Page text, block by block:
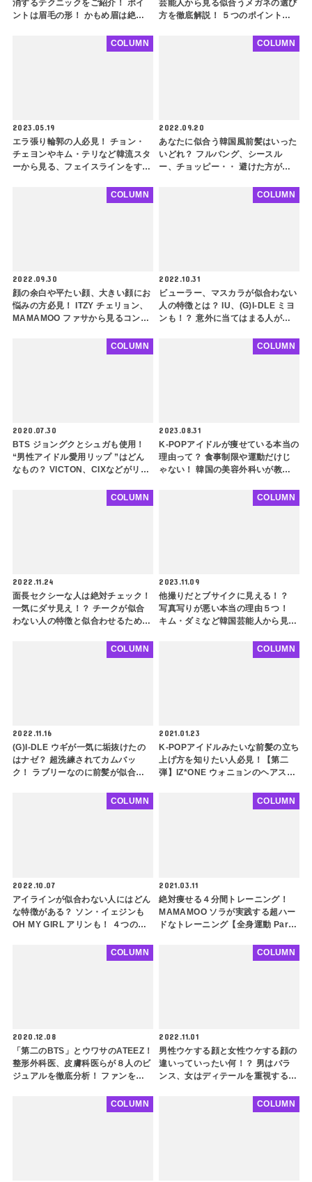
消するテクニックをご紹介！ ポイ
ントは眉毛の形！ かもめ眉は絶対
芸能人から見る似合うメガネの選び
方を徹底解説！ ５つのポイントを
2023.05.19
エラ張り輪郭の人必見！ チョン・
チェヨンやキム・テリなど韓流スタ
ーから見る、フェイスラインをすっ
アップスタイル、レイヤードカッ
ト、チョッピーバング・・ ポイン
COLUMN
2022.09.20
あなたに似合う韓国風前髪はいった
いどれ？ フルバング、シースル
ー、チョッピー・・ 避けた方がよ
サ、IUなどを参考に自分にぴったり
COLUMN
2022.09.30
顔の余白や平たい顔、大きい顔にお
悩みの方必見！ ITZY チェリョン、
MAMAMOO ファサから見るコンプ
COLUMN
2022.10.31
ビューラー、マスカラが似合わない
人の特徴とは？ IU、(G)I-DLE ミヨ
ンも！？ 意外に当てはまる人が多
COLUMN
2020.07.30
BTS ジョングクとシュガも使用！
“男性アイドル愛用リップ ”はどん
なもの？ VICTON、CIXなどがリア
COLUMN
2023.08.31
K-POPアイドルが痩せている本当の
理由って？ 食事制限や運動だけじ
ゃない！ 韓国の美容外科いが教え
COLUMN
2022.11.24
面長セクシーな人は絶対チェック！
一気にダサ見え！？ チークが似合
わない人の特徴と似合わせるための
COLUMN
2023.11.09
他撮りだとブサイクに見える！？
写真写りが悪い本当の理由５つ！
キム・ダミなど韓国芸能人から見る
COLUMN
2022.11.16
(G)I-DLE ウギが一気に垢抜けたの
はナゼ？ 超洗練されてカムバッ
ク！ ラブリーなのに前髪が似合わ
COLUMN
2021.01.23
K-POPアイドルみたいな前髪の立ち
上げ方を知りたい人必見！【第二
弾】IZ*ONE ウォニョンのヘアスタ
COLUMN
2022.10.07
アイラインが似合わない人にはどん
な特徴がある？ ソン・イェジンも
OH MY GIRL アリンも！ ４つの特
COLUMN
2021.03.11
絶対痩せる４分間トレーニング！
MAMAMOO ソラが実践する超ハー
ドなトレーニング【全身運動 Part.
COLUMN
2020.12.08
「第二のBTS」とウワサのATEEZ！
整形外科医、皮膚科医らが８人のビ
ジュアルを徹底分析！ ファンをギ
COLUMN
2022.11.01
男性ウケする顔と女性ウケする顔の
違いっていったい何！？ 男はバラ
ンス、女はディテールを重視するっ
COLUMN
COLUMN COLUMN